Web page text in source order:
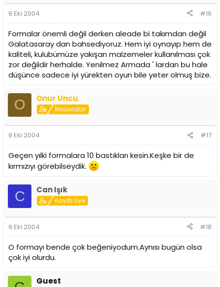
9 Eki 2004 #16
Formalar önemli değil derken aleade bi takımdan değil
Galatasaray dan bahsediyoruz. Hem iyi oynayıp hem de
kaliteli, kulubümüze yakışan malzemeler kullanılması çok
zor değildir herhalde. Yenilmez Armada ' lardan bu hale
düşünce sadece iyi yürekten oyun bile yeter olmuş bize.
O Onur Uncu
Moderator
9 Eki 2004 #17
Geçen yılki formalara 10 bastıkları kesin.Keşke bir de
kırmızıyı görebilseydik.
C Can Işık
Kayıtlı Üye
9 Eki 2004 #18
O formayı bende çok beğeniyodum.Aynısı bugün olsa
çok iyi olurdu.
Guest